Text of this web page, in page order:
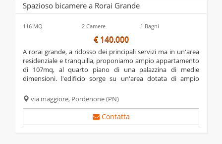
Spazioso bicamere a Rorai Grande
116 MQ 2 Camere 1 Bagni
€ 140.000
a rorai grande, a ridosso dei principali servizi ma in un'area
residenziale e tranquilla, proponiamo ampio appartamento
di 107mq, al quarto piano di una palazzina di medie
dimensioni. l'edificio sorge su un'area dotata di ampio
gode di ottima vista e ampia...
via maggiore, Pordenone(PN)
Contatta